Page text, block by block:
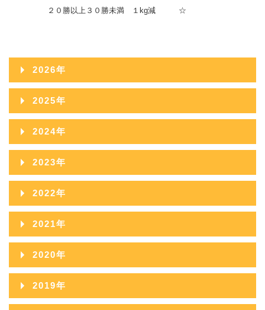
２０勝以上３０勝未満 １kg減 ☆
2026年
2026年08月
2026年07月
2026年06月
2026年05月
2026年04月
2026年03月
2026年02月
2026年01月
2025年
2025年12月
2025年11月
2025年10月
2025年09月
2025年08月
2025年07月
2025年06月
2025年05月
2024年
2024年12月
2024年11月
2024年10月
2024年09月
2024年08月
2024年07月
2024年06月
2023年
2023年12月
2023年11月
2023年10月
2023年09月
2023年08月
2022年
2022年12月
2022年11月
2022年10月
2022年09月
2021年
2021年12月
2021年11月
2021年10月
2020年
2020年12月
2020年11月
2019年